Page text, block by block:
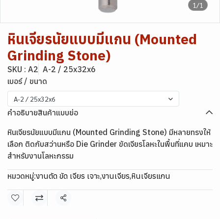
1/1
หินเจียรนัยแบบมีแกน (Mounted
Grinding Stone)
SKU : A2 A-2 / 25x32x6
เบอร์ / ขนาด
A-2 / 25x32x6
คำอธิบายสินค้าแบบย่อ
หินเจียรนัยแบบมีแกน (Mounted Grinding Stone) มีหลายทรงให้
เลือก ติดกับสว่านหรือ Die Grinder ขัดเจียรโลหะในพื้นที่แคบ เหมาะ
สำหรับงานโลหะกรรม
หมวดหมู่:งานตัด ขัด เจียร เจาะ,งานเจียร,หินเจียรแกน
แชร์